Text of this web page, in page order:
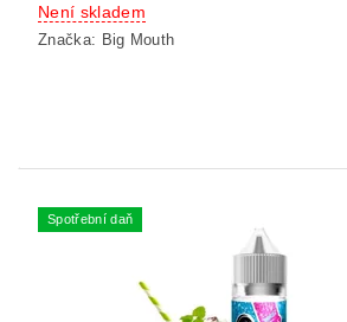
Není skladem
Značka: Big Mouth
Spotřební daň